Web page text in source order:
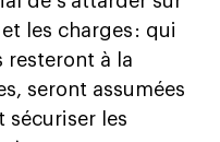
les charges : qui
resteront à la
seront assumées
sécuriser les